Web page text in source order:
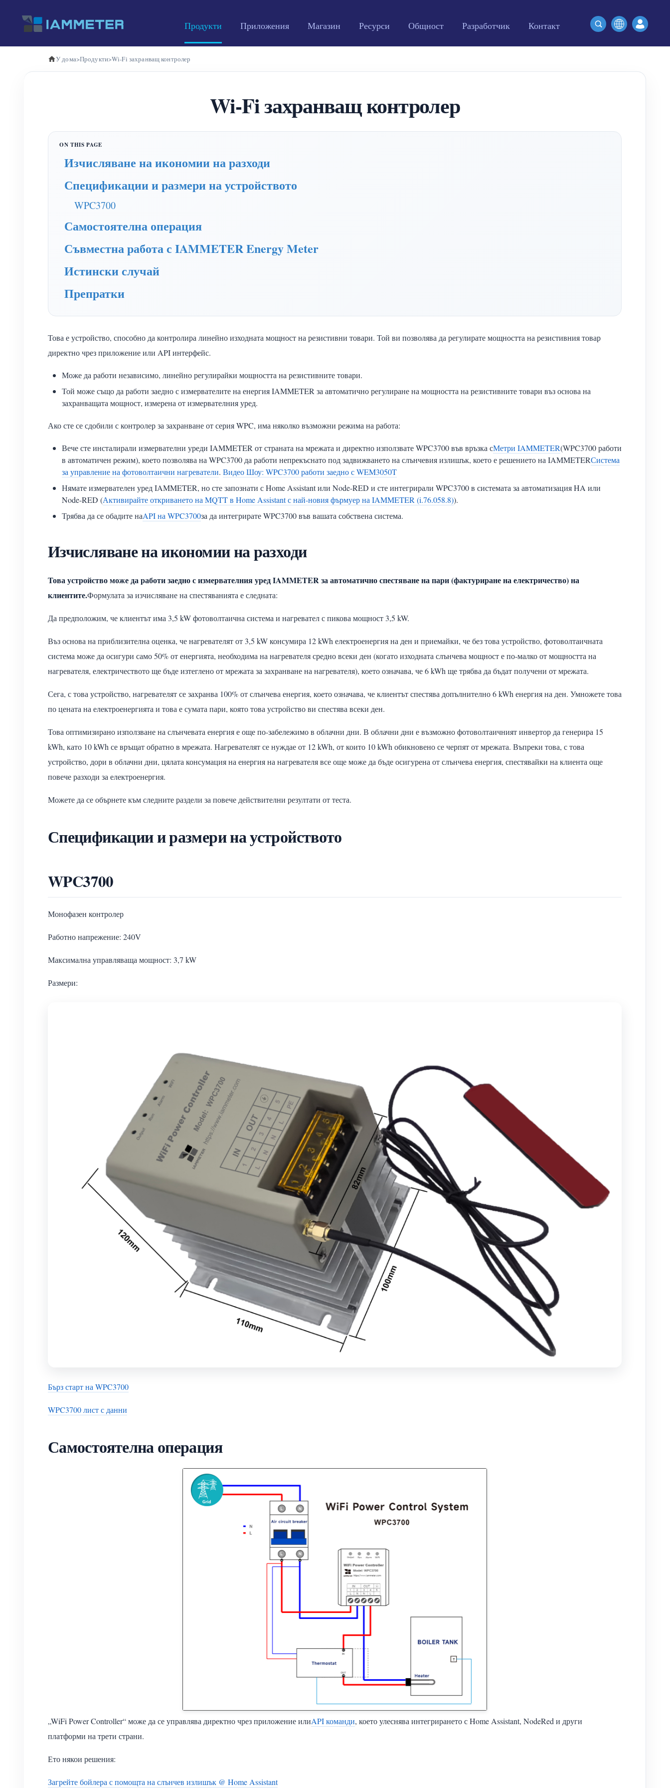
Продукти Приложения Магазин Ресурси Общност Разработчик Контакт
У дома>Продукти>Wi-Fi захранващ контролер
Wi-Fi захранващ контролер
Изчисляване на икономии на разходи
Спецификации и размери на устройството
WPC3700
Самостоятелна операция
Съвместна работа с IAMMETER Energy Meter
Истински случай
Препратки
Това е устройство, способно да контролира линейно изходната мощност на резистивни товари. Той ви позволява да регулирате мощността на резистивния товар
директно чрез приложение или API интерфейс.
Може да работи независимо, линейно регулирайки мощността на резистивните товари.
Той може също да работи заедно с измервателите на енергия IAMMETER за автоматично регулиране на мощността на резистивните товари въз основа на
захранващата мощност, измерена от измервателния уред.
Ако сте се сдобили с контролер за захранване от серия WPC, има няколко възможни режима на работа:
Вече сте инсталирали измервателни уреди IAMMETER от страната на мрежата и директно използвате WPC3700 във връзка сМетри IAMMETER(WPC3700 работи
в автоматичен режим), което позволява на WPC3700 да работи непрекъснато под задвижването на слънчевия излишък, което е решението на IAMMETERСистема
за управление на фотоволтаични нагреватели. Видео Шоу: WPC3700 работи заедно с WEM3050T
Нямате измервателен уред IAMMETER, но сте запознати с Home Assistant или Node-RED и сте интегрирали WPC3700 в системата за автоматизация HA или
Node-RED (Активирайте откриването на MQTT в Home Assistant с най-новия фърмуер на IAMMETER (i.76.058.8)).
Трябва да се обадите наAPI на WPC3700за да интегрирате WPC3700 във вашата собствена система.
Изчисляване на икономии на разходи
Това устройство може да работи заедно с измервателния уред IAMMETER за автоматично спестяване на пари (фактуриране на електричество) на
клиентите.Формулата за изчисляване на спестяванията е следната:
Да предположим, че клиентът има 3,5 kW фотоволтаична система и нагревател с пикова мощност 3,5 kW.
Въз основа на приблизителна оценка, че нагревателят от 3,5 kW консумира 12 kWh електроенергия на ден и приемайки, че без това устройство, фотоволтаичната
система може да осигури само 50% от енергията, необходима на нагревателя средно всеки ден (когато изходната слънчева мощност е по-малко от мощността на
нагревателя, електричеството ще бъде изтеглено от мрежата за захранване на нагревателя), което означава, че 6 kWh ще трябва да бъдат получени от мрежата.
Сега, с това устройство, нагревателят се захранва 100% от слънчева енергия, което означава, че клиентът спестява допълнително 6 kWh енергия на ден. Умножете това
по цената на електроенергията и това е сумата пари, която това устройство ви спестява всеки ден.
Това оптимизирано използване на слънчевата енергия е още по-забележимо в облачни дни. В облачни дни е възможно фотоволтаичният инвертор да генерира 15
kWh, като 10 kWh се връщат обратно в мрежата. Нагревателят се нуждае от 12 kWh, от които 10 kWh обикновено се черпят от мрежата. Въпреки това, с това
устройство, дори в облачни дни, цялата консумация на енергия на нагревателя все още може да бъде осигурена от слънчева енергия, спестявайки на клиента още
повече разходи за електроенергия.
Можете да се обърнете към следните раздели за повече действителни резултати от теста.
Спецификации и размери на устройството
WPC3700
Монофазен контролер
Работно напрежение: 240V
Максимална управляваща мощност: 3,7 kW
Размери:
Бърз старт на WPC3700
WPC3700 лист с данни
Самостоятелна операция
„WiFi Power Controller“ може да се управлява директно чрез приложение илиAPI команди, което улеснява интегрирането с Home Assistant, NodeRed и други
платформи на трети страни.
Ето някои решения:
Загрейте бойлера с помощта на слънчев излишък @ Home Assistant